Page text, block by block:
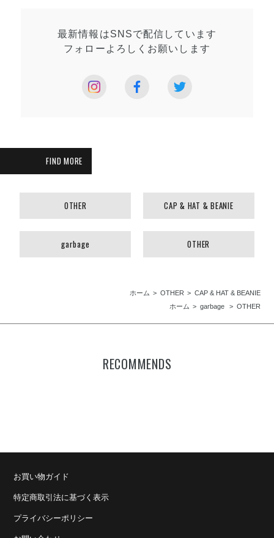
最新情報はSNSで配信しています
フォローよろしく お願いします
FIND MORE
OTHER CAP & HAT & BEANIE
garbage OTHER
ホーム OTHER
CAP & HAT & BEANIE
ホーム
garbage OTHER
RECOMMENDS
お買い物ガイド
特定商取引法に基づく表示
プライバシーポリシー